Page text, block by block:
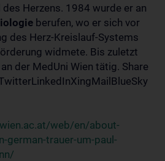
Herzens. 1984 wurde er an
berufen, wo er sich vor
des Herz-Kreislauf-Systems
widmete. Bis zuletzt
der MedUni Wien tätig. Share
web/en/about-
trauer-um-paul-